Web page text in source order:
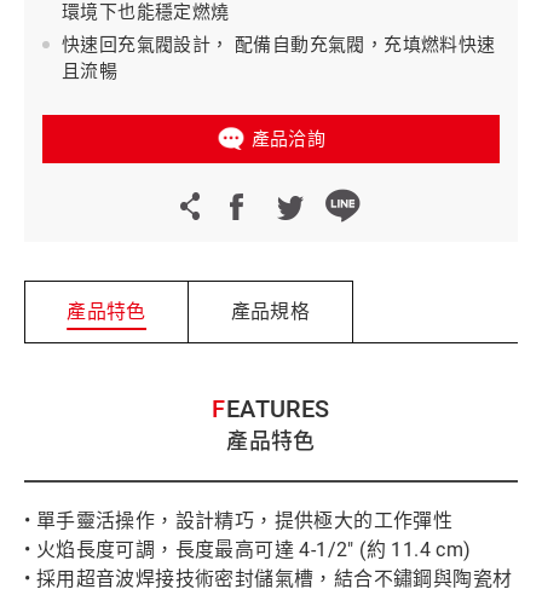
環境下也能穩定燃燒
快速回充氣閥設計， 配備自動充氣閥，充填燃料快速
且流暢
產品洽詢
產品特色 產品規格
FEATURES
產品特色
• 單手靈活操作，設計精巧，提供極大的工作彈性
• 火焰長度可調，長度最高可達 4-1/2" (約 11.4 cm)
• 採用超音波焊接技術密封儲氣槽，結合不鏽鋼與陶瓷材